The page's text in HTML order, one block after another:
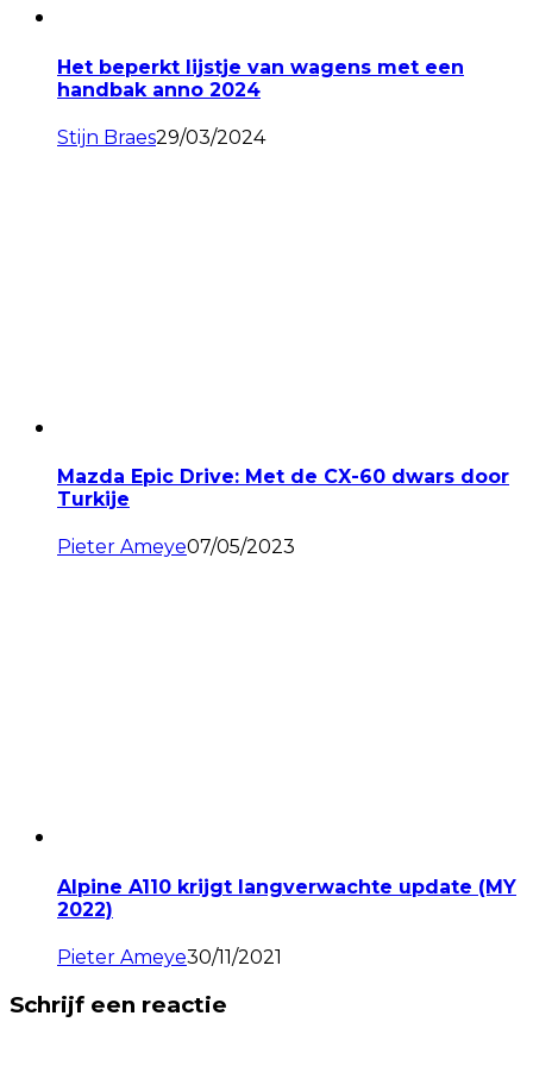
Het beperkt lijstje van wagens met een
handbak anno 2024
Stijn Braes29/03/2024
Mazda Epic Drive: Met de CX-60 dwars door
Turkije
Pieter Ameye07/05/2023
Alpine A110 krijgt langverwachte update (MY
2022)
Pieter Ameye30/11/2021
Schrijf een reactie